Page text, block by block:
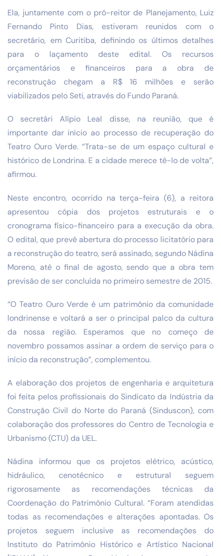
Ela, juntamente com o pró-reitor de Planejamento, Luiz
Fernando Pinto Dias, estiveram reunidos com o
secretário, em Curitiba, definindo os últimos detalhes
para o laçamento deste edital. Os recursos
orçamentários e financeiros para a obra de
reconstrução chegam a R$ 16 milhões e serão
viabilizados pelo Seti, através do Fundo Paraná.
O secretári Alípio Leal disse, na reunião, que é
importante dar início ao processo de recuperação do
Teatro Ouro Verde. “Trata-se de um espaço cultural e
histórico de Londrina. E a cidade merece tê-lo de volta”,
afirmou.
Neste encontro, ocorrido na terça-feira (6), a reitora
apresentou cópia dos projetos estruturais e o
cronograma físico-financeiro para a execução da obra.
O edital, que prevê abertura do processo licitatório para
a reconstrução do teatro, será assinado, segundo Nádina
Moreno, até o final de agosto, sendo que a obra tem
previsão de ser concluída no primeiro semestre de 2015.
“O Teatro Ouro Verde é um patrimônio da comunidade
londrinense e voltará a ser o principal palco da cultura
da nossa região. Esperamos que no começo de
novembro possamos assinar a ordem de serviço para o
início da reconstrução”, complementou.
A elaboração dos projetos de engenharia e arquitetura
foi feita pelos profissionais do Sindicato da Indústria da
Construção Civil do Norte do Paraná (Sinduscon), com
colaboração dos professores do Centro de Tecnologia e
Urbanismo (CTU) da UEL.
Nádina informou que os projetos elétrico, acústico,
hidráulico, cenotécnico e estrutural seguem
rigorosamente as recomendações técnicas da
Coordenação do Patrimônio Cultural. “Foram atendidas
todas as recomendações e alterações apontadas. Os
projetos seguem inclusive as recomendações do
Instituto do Patrimônio Histórico e Artístico Nacional